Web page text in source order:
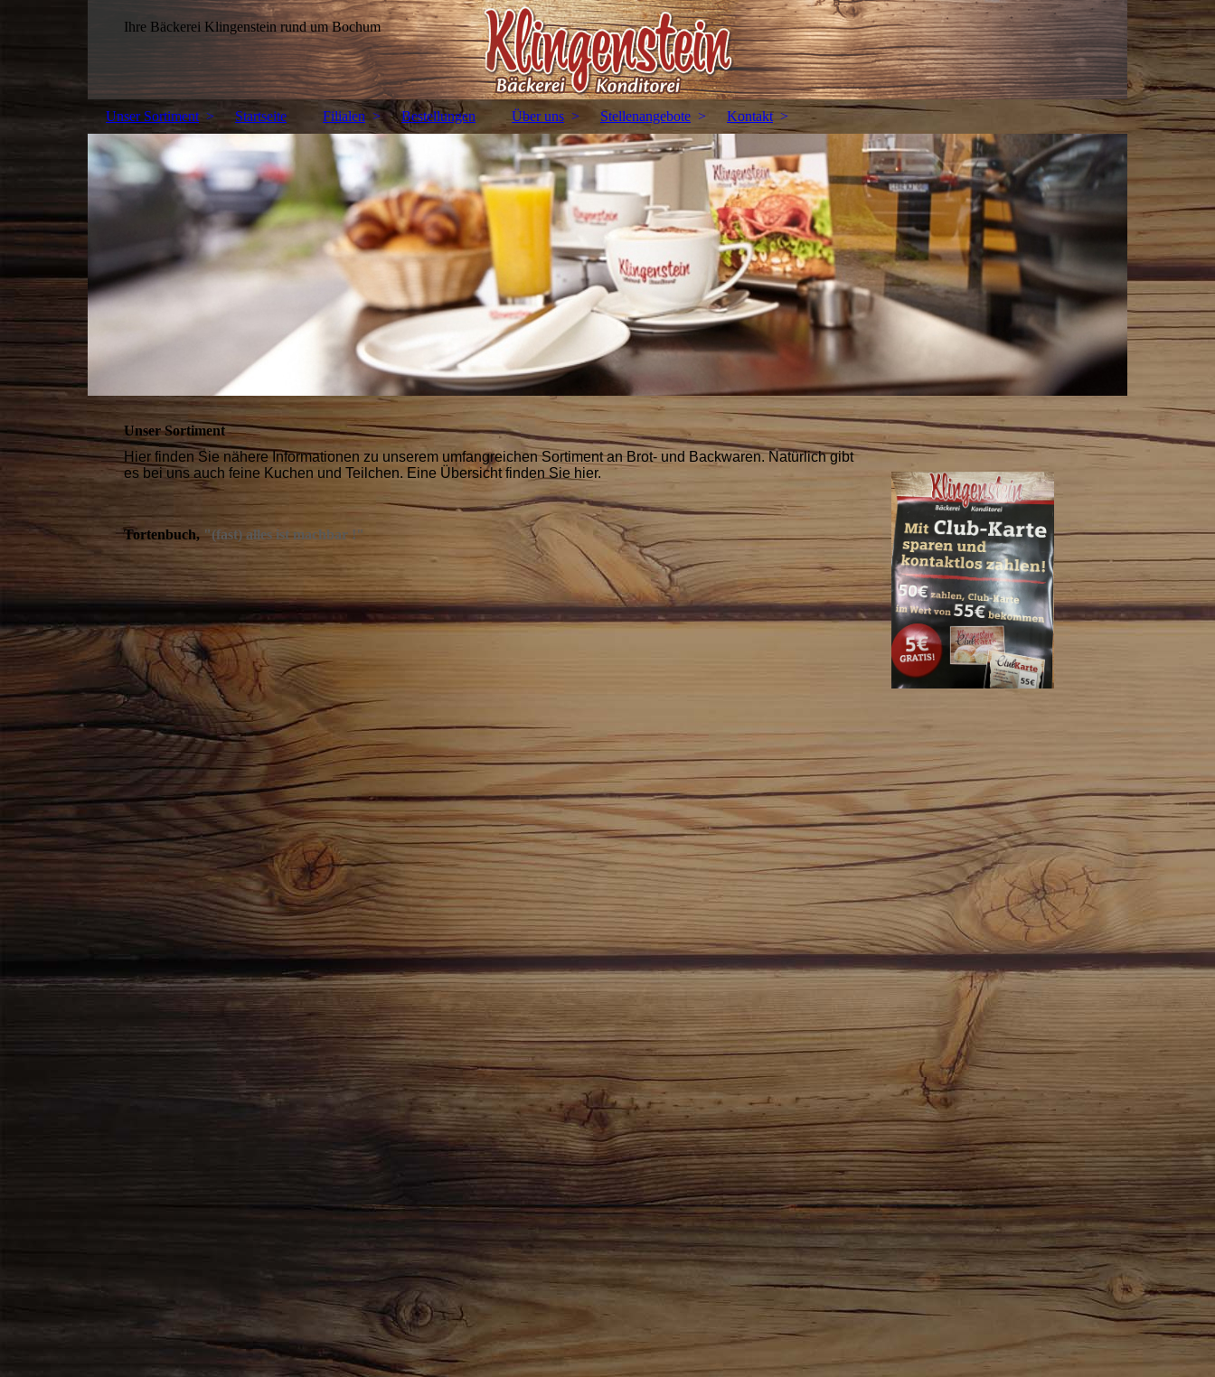
Ihre Bäckerei Klingenstein rund um Bochum
Unser Sortiment Startseite Filialen Bestellungen Über uns Stellenangebote Kontakt
Unser Sortiment
Hier finden Sie nähere Informationen zu unserem umfangreichen Sortiment an Brot- und Backwaren. Natürlich gibt
es bei uns auch feine Kuchen und Teilchen. Eine Übersicht finden Sie hier.
Tortenbuch, "(fast) alles ist machbar !"